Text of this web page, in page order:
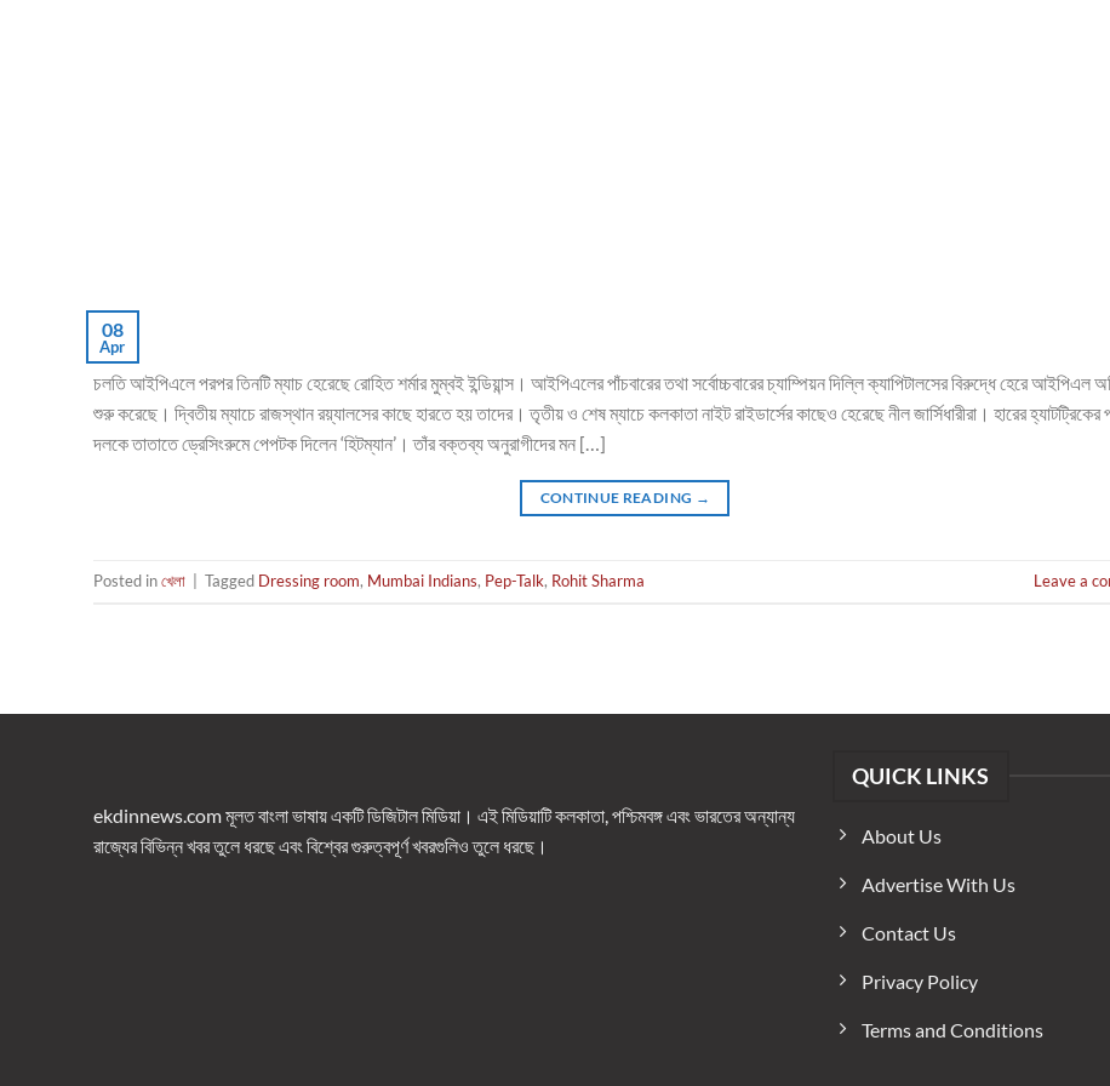
08
Apr
চলতি আইপিএলে পরপর তিনটি ম্যাচ হেরেছে রোহিত শর্মার মুম্বই ইন্ডিয়ান্স। আইপিএলের পাঁচবারের তথা সর্বোচ্চবারের চ্যাম্পিয়ন দিল্লি ক্যাপিটালসের বিরুদ্ধে হেরে আইপিএল
শুরু করেছে। দ্বিতীয় ম্যাচে রাজস্থান রয়্যালসের কাছে হারতে হয় তাদের। তৃতীয় ও শেষ ম্যাচে কলকাতা নাইট রাইডার্সের কাছেও হেরেছে নীল জার্সিধারীরা। হারের হ্যাটট্রিকের
দলকে তাতাতে ড্রেসিংরুমে পেপটক দিলেন ‘হিটম্যান’। তাঁর বক্তব্য অনুরাগীদের মন […]
CONTINUE READING →
Posted inখেলা Tagged Dressing room, Mumbai Indians, Pep-Talk, Rohit Sharma Leave a
ekdinnews.com মূলত বাংলা ভাষায় একটি ডিজিটাল মিডিয়া। এই মিডিয়াটি কলকাতা, পশ্চিমবঙ্গ এবং ভারতের অন্যান্য
রাজ্যের বিভিন্ন খবর তুলে ধরছে এবং বিশ্বের গুরুত্বপূর্ণ খবরগুলিও তুলে ধরছে।
QUICK LINKS
About Us
Advertise With Us
Contact Us
Privacy Policy
Terms and Conditions